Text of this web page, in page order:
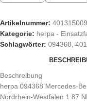
Artikelnummer:
Kategorie: herpa -
Schlagwörter: 094368,
Beschreibung
herpa 094368 Mercedes-
Nordrhein-Westfalen 1:87